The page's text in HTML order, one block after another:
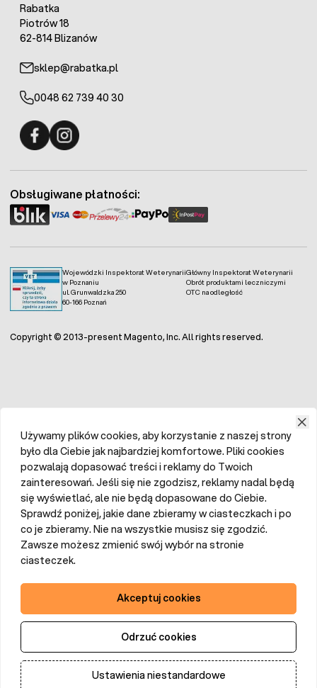
Rabatka
Piotrów 18
62-814 Blizanów
sklep@rabatka.pl
0048 62 739 40 30
Wojewódzki Inspektorat Weterynarii
w Poznaniu
ul. Grunwaldzka 250
60-166 Poznań
Główny Inspektorat Weterynarii
Obrót produktami leczniczymi
OTC na odległość
Obsługiwane płatności:
Copyright © 2013-present Magento, Inc. All rights reserved.
Używamy plików cookies, aby korzystanie z naszej strony
było dla Ciebie jak najbardziej komfortowe. Pliki cookies
pozwalają dopasować treści i reklamy do Twoich
zainteresowań. Jeśli się nie zgodzisz, reklamy nadal będą
się wyświetlać, ale nie będą dopasowane do Ciebie.
Sprawdź poniżej, jakie dane zbieramy w ciasteczkach i po
co je zbieramy. Nie na wszystkie musisz się zgodzić.
Zawsze możesz zmienić swój wybór na stronie
ciasteczek.
Akceptuj cookies
Odrzuć cookies
Ustawienia niestandardowe